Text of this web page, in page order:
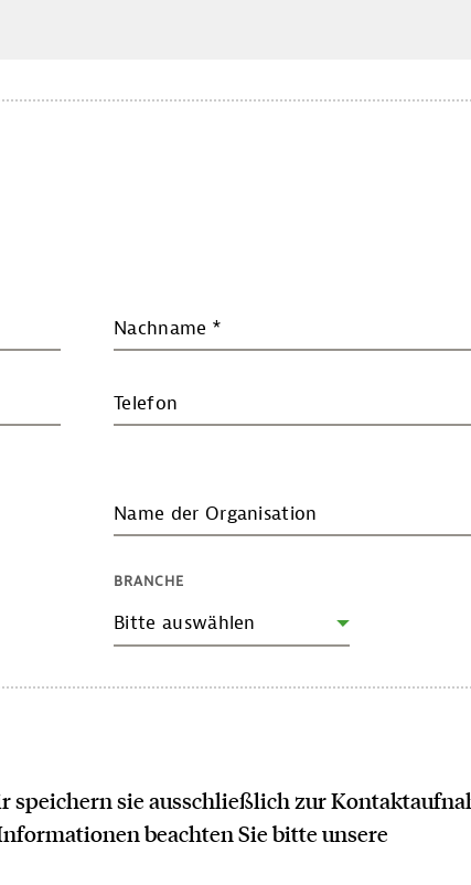
Nachname *
Telefon
Name der Organisation
BRANCHE
Bitte auswählen
sie ausschließlich zur
beachten Sie bitte unsere